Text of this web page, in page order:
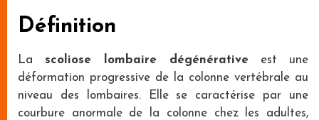
Définition
La scoliose lombaire dégénérative est une
déformation progressive de la colonne vertébrale au
niveau des lombaires. Elle se caractérise par une
courbure anormale de la colonne chez les adultes,